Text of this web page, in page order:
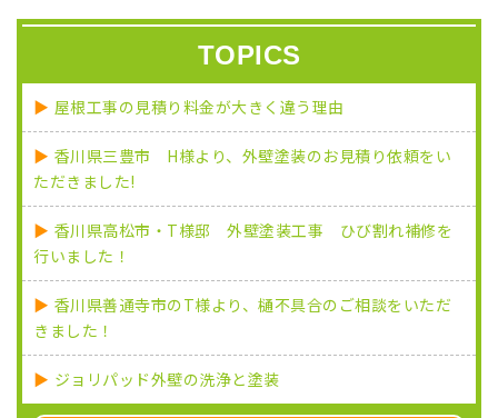
TOPICS
屋根工事の見積り料金が大きく違う理由
香川県三豊市 H様より、外壁塗装のお見積り依頼をい
ただきました!
香川県高松市・T様邸 外壁塗装工事 ひび割れ補修を
行いました！
香川県善通寺市のT様より、樋不具合のご相談をいただ
きました！
ジョリパッド外壁の洗浄と塗装